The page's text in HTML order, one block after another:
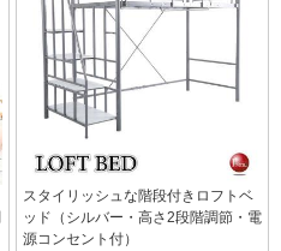
スタイリッシュな階段付きロフトベ
ッド（シルバー・高さ2段階調節・電
源コンセント付）